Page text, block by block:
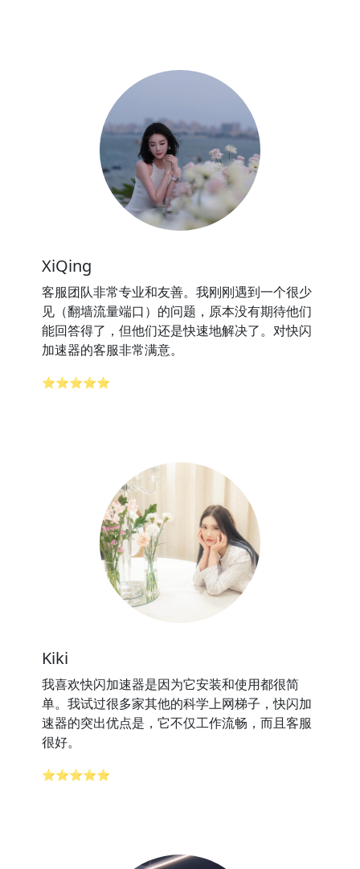
XiQing
客服团队非常专业和友善。我刚刚遇到一个很少
见（翻墙流量端口）的问题，原本没有期待他们
能回答得了，但他们还是快速地解决了。对快闪
加速器的客服非常满意。
⭐⭐⭐⭐⭐
Kiki
我喜欢快闪加速器是因为它安装和使用都很简
单。我试过很多家其他的科学上网梯子，快闪加
速器的突出优点是，它不仅工作流畅，而且客服
很好。
⭐⭐⭐⭐⭐